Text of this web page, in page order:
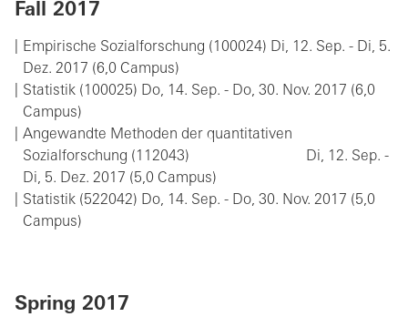
Fall 2017
Empirische Sozialforschung (100024) Di, 12. Sep. - Di, 5.
Dez. 2017 (6,0 Campus)
Statistik (100025) Do, 14. Sep. - Do, 30. Nov. 2017 (6,0
Campus)
Angewandte Methoden der quantitativen
Sozialforschung (112043) Di, 12. Sep. -
Di, 5. Dez. 2017 (5,0 Campus)
Statistik (522042) Do, 14. Sep. - Do, 30. Nov. 2017 (5,0
Campus)
Spring 2017